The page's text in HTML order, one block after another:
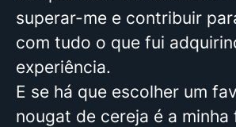
superar-me e contribuir
com tudo o que fui
experiência.
E se há que escolher um
nougat de cereja é a minha